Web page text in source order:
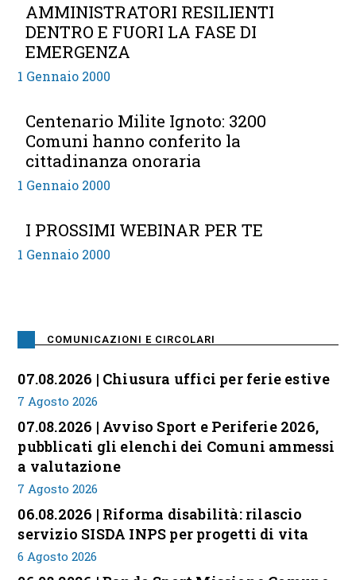
AMMINISTRATORI RESILIENTI
DENTRO E FUORI LA FASE DI
EMERGENZA
1 Gennaio 2000
Centenario Milite Ignoto: 3200
Comuni hanno conferito la
cittadinanza onoraria
1 Gennaio 2000
I PROSSIMI WEBINAR PER TE
1 Gennaio 2000
COMUNICAZIONI E CIRCOLARI
07.08.2026 | Chiusura uffici per ferie estive
7 Agosto 2026
07.08.2026 | Avviso Sport e Periferie 2026,
pubblicati gli elenchi dei Comuni ammessi
a valutazione
7 Agosto 2026
06.08.2026 | Riforma disabilità: rilascio
servizio SISDA INPS per progetti di vita
6 Agosto 2026